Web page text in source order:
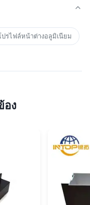
ปรไฟล์หน้าต่างอลูมิเนียม
อง